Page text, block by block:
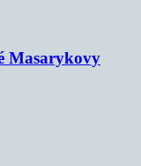
Masarykovy